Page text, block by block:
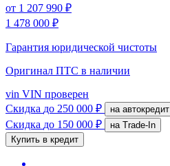
от 1 207 990 ₽
1 478 000 ₽
Гарантия юридической чистоты
Оригинал ПТС в наличии
vin VIN проверен
Скидка до 250 000 ₽ на автокредит
Скидка до 150 000 ₽
на Trade-In
Купить в кредит